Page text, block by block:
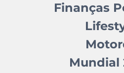
Finanças
Mundial